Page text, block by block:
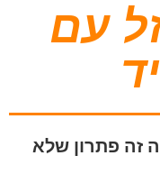
עם
זה פתרון שלא